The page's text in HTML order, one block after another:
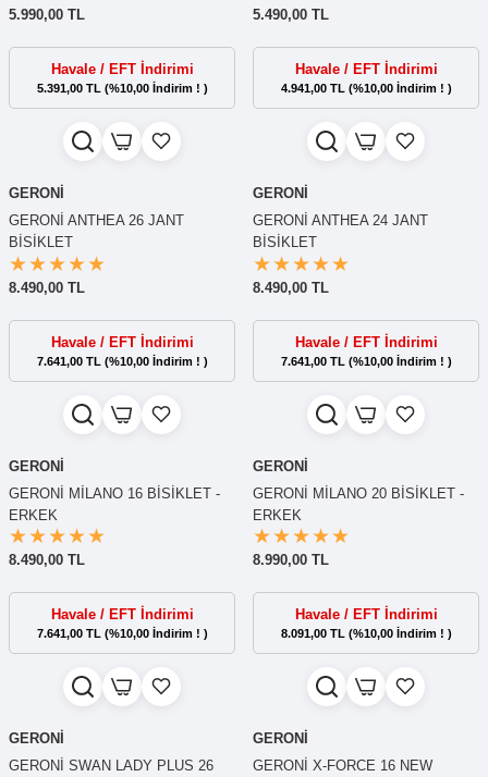
5.990,00 TL
Havale / EFT İndirimi
5.391,00 TL (%10,00 İndirim ! )
5.490,00 TL
Havale / EFT İndirimi
4.941,00 TL (%10,00 İndirim ! )
GERONİ
GERONİ ANTHEA 26 JANT
BİSİKLET
8.490,00 TL
Havale / EFT İndirimi
7.641,00 TL (%10,00 İndirim ! )
GERONİ
GERONİ ANTHEA 24 JANT
BİSİKLET
8.490,00 TL
Havale / EFT İndirimi
7.641,00 TL (%10,00 İndirim ! )
GERONİ
GERONİ MİLANO 16 BİSİKLET -
ERKEK
8.490,00 TL
Havale / EFT İndirimi
7.641,00 TL (%10,00 İndirim ! )
GERONİ
GERONİ MİLANO 20 BİSİKLET -
ERKEK
8.990,00 TL
Havale / EFT İndirimi
8.091,00 TL (%10,00 İndirim ! )
GERONİ
GERONİ SWAN LADY PLUS 26
GERONİ
GERONİ X-FORCE 16 NEW